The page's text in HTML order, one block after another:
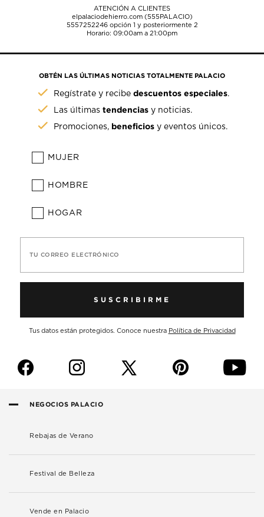
ATENCIÓN A CLIENTES
elpalaciodehierro.com (555PALACIO)
5557252246opción 1 y posteriormente 2
Horario: 09:00am a 21:00pm
OBTÉN LAS ÚLTIMAS NOTICIAS TOTALMENTE PALACIO
Regístrate y recibedescuentos especiales.
Las últimastendencias y noticias.
Promociones, beneficios y eventos únicos.
MUJER
HOMBRE
HOGAR
TU CORREO ELECTRÓNICO
SUSCRIBIRME
Tus datos están protegidos. Conoce nuestra Política de Privacidad
f i p y
NEGOCIOS PALACIO
Rebajas de Verano
Festival de Belleza
Vende en Palacio